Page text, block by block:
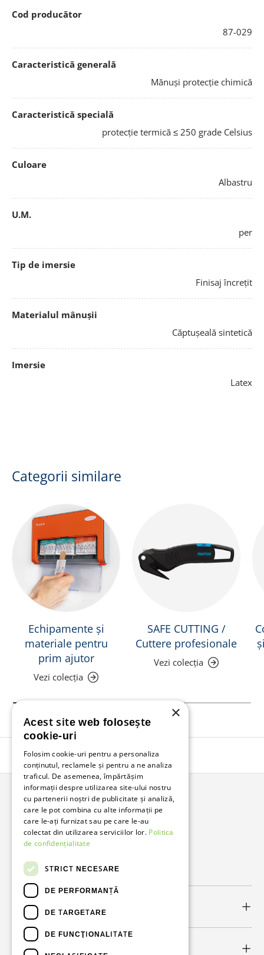
Cod producător
87-029
Caracteristică generală
Mănuși protecție chimică
Caracteristică specială
protecție termică ≤ 250 grade Celsius
Culoare
Albastru
U.M.
per
Tip de imersie
Finisaj încrețit
Materialul mânușii
Căptușeală sintetică
Imersie
Latex
Categorii similare
Echipamente și
materiale pentru
prim ajutor
Vezi colecția
SAFE CUTTING /
Cuttere profesionale
Vezi colecția
Înapoi în sus
Bunzl Romania
Soluții complete pentru afacerea ta.
FacebookLinkedIn
Link-uri utile
Newsletter
×
Acest site web folosește
cookie-uri
Folosim cookie-uri pentru a personaliza
conținutul, reclamele și pentru a ne analiza
traficul. De asemenea, împărtășim
informații despre utilizarea site-ului nostru
cu partenerii noștri de publicitate și analiză,
care le pot combina cu alte informații pe
care le-ați furnizat sau pe care le-au
colectat din utilizarea serviciilor lor. Politica
de confidențialitate
STRICT NECESARE
DE PERFORMANȚĂ
DE TARGETARE
DE FUNCŢIONALITATE